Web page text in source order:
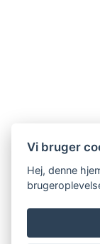
Vi bruger
Hej, denne